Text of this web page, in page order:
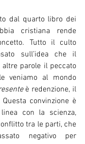
dal quarto libro dei
cristiana rende
Tutto il culto
parole il peccato
veniamo al mondo
convinzione è
con la scienza,
tra le parti, che
negativo per